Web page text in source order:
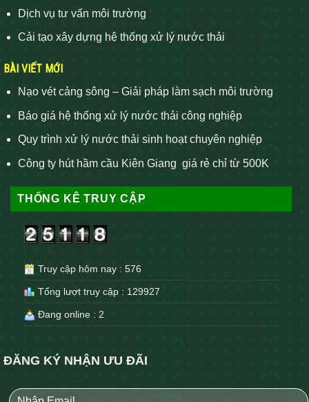
Dịch vụ tư vấn môi trường
Cải tạo xây dựng hệ thống xử lý nước thải
BÀI VIẾT MỚI
Nạo vét cảng sông – Giải pháp làm sạch môi trường
Báo giá hệ thống xử lý nước thải công nghiệp
Quy trình xử lý nước thải sinh hoạt chuyên nghiệp
Công ty hút hầm cầu Kiên Giang giá rẻ chỉ từ 500K
THỐNG KÊ TRUY CẬP
Truy cập hôm nay : 576
Tổng lượt truy cập : 129927
Đang online : 2
ĐĂNG KÝ NHẬN ƯU ĐÃI